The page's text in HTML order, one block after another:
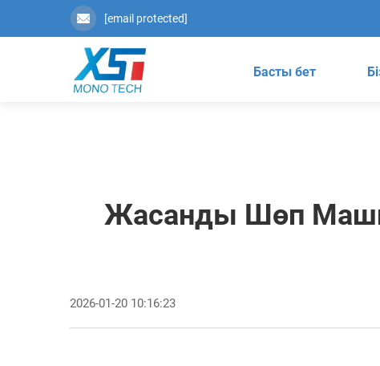
[email protected]
Басты бет
Жасанды Шөп
2026-01-20 10:16:23